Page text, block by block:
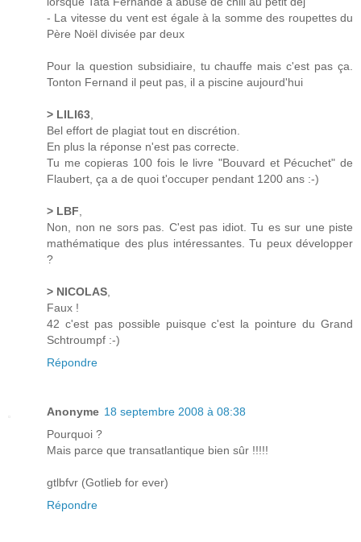
- La vitesse du vent est égale à la somme des roupettes du
Père Noël divisée par deux
Pour la question subsidiaire, tu chauffe mais c'est pas ça.
Tonton Fernand il peut pas, il a piscine aujourd'hui
> LILI63
Bel effort de plagiat tout en discrétion.
En plus la réponse n'est pas correcte.
Tu me copieras 100 fois le livre "Bouvard et Pécuchet" de
Flaubert, ça a de quoi t'occuper pendant 1200 ans :-)
> LBF
Non, non ne sors pas. C'est pas idiot. Tu es sur une piste
mathématique des plus intéressantes. Tu peux développer
?
> NICOLAS
Faux !
42 c'est pas possible puisque c'est la pointure du Grand
Schtroumpf :-)
Répondre
Anonyme 18 septembre 2008 à 08:38
Pourquoi ?
Mais parce que transatlantique bien sûr !!!!!
gtlbfvr (Gotlieb for ever)
Répondre